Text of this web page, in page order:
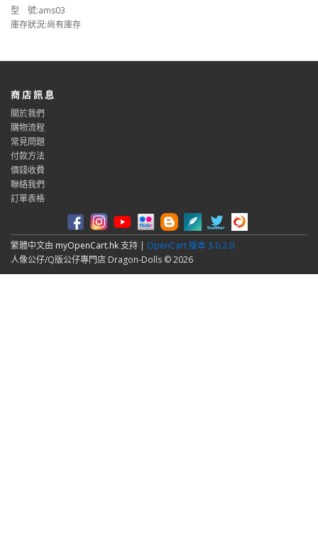
型 號:ams03
庫存狀況:尚有庫存
商 店 訊 息
關於我們
購物流程
常見問題
付款方法
價錢收費
聯絡我們
訂單表格
繁體中文由 myOpenCart.hk 支持 | OpenCart 版本 3.0.2.0
人像公仔/Q版公仔專門店 Dragon-Dolls © 2026